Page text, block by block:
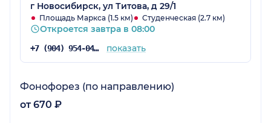
г Новосибирск, ул Титова, д 29/1
Площадь Маркса (1.5 км) Студенческая (2.7 км)
Откроется завтра в 08:00
+7 (904) 954-04-89 показать
Фонофорез (по направлению)
от 670 ₽